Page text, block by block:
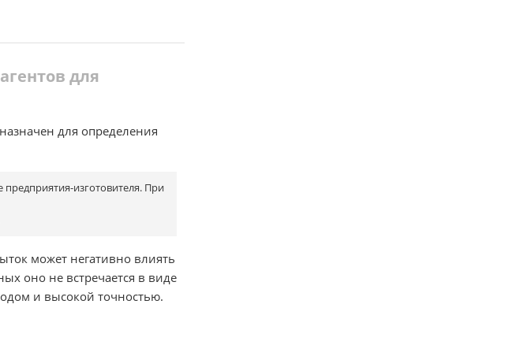
для
для определения
изготовителя. При
может негативно влиять
оно не встречается в виде
и высокой точностью.